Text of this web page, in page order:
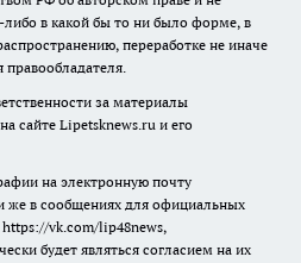
в какой бы то ни было форме, в
переработке не иначе
правообладателя.
за материалы
сайте Lipetsknews.ru и его
на электронную почту
в сообщениях для официальных
https://vk.com/lip48news,
будет являться согласием на их